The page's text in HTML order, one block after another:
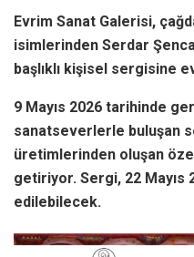
Evrim Sanat Galerisi,
isimlerinden Serdar
başlıklı kişisel sergisine
9 Mayıs 2026 tarihinde
sanatseverlerle buluşan
üretimlerinden oluşan
getiriyor. Sergi, 22
edilebilecek.